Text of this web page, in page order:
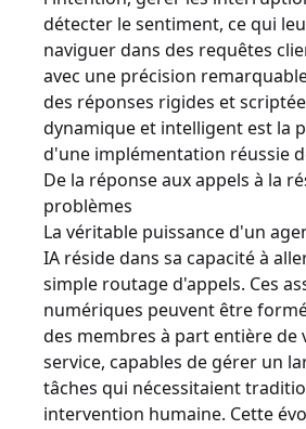
détecter le sentiment, ce qui
naviguer dans des requêtes
avec une précision
des réponses rigides et
dynamique et intelligent est la
d'une implémentation réussie
De la réponse aux appels à la
problèmes
La véritable puissance d'un
IA réside dans sa capacité à
simple routage d'appels. Ces
numériques peuvent être
des membres à part entière de
service, capables de gérer un
tâches qui nécessitaient
intervention humaine. Cette